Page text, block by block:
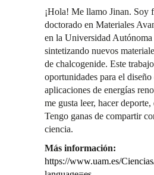
¡Hola! Me llamo Jinan. Soy
doctorado en Materiales
en la Universidad
sintetizando nuevos
de chalcogenide. Este
oportunidades para el
aplicaciones de energías
me gusta leer, hacer
Tengo ganas de compartir
ciencia.
Más información:
https://www.uam.es/